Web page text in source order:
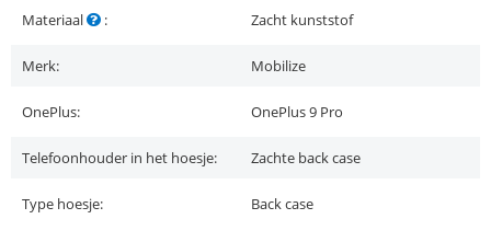
Materiaal : Zacht kunststof
Merk: Mobilize
OnePlus: OnePlus 9 Pro
Telefoonhouder in het hoesje: Zachte back case
Type hoesje: Back case